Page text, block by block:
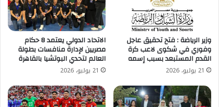
وزير الرياضة : فتح تحقيق عاجل
وفوري في شكوى لاعب كرة
القدم المستبعد بسبب إسمه
21 يوليو، 2026
الاتحاد الدولي يعتمد 8 حكام
مصريين لإدارة منافسات بطولة
العالم لتحدي البوتشيا بالقاهرة
21 يوليو، 2026